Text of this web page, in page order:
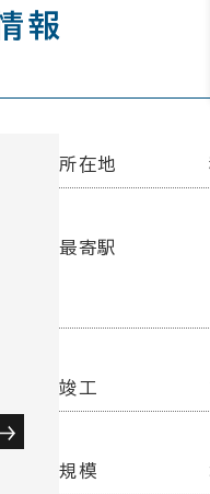
報
所在地
最寄駅
竣工
規模